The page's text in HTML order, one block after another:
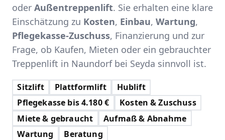
oder Außentreppenlift. Sie erhalten eine klare
Einschätzung zu Kosten, Einbau, Wartung,
Pflegekasse-Zuschuss, Finanzierung und zur
Frage, ob Kaufen, Mieten oder ein gebrauchter
Treppenlift in Naundorf bei Seyda sinnvoll ist.
Sitzlift Plattformlift
Hublift
Pflegekasse bis 4.180 €
Kosten & Zuschuss
Miete & gebraucht
Aufmaß & Abnahme
Wartung
Beratung